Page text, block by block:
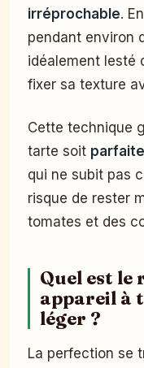
irréprochable.
pendant environ
idéalement lesté
fixer sa texture
Cette technique
tarte soit
qui ne subit pas
risque de rester
tomates et des
Quel est
appareil à
léger ?
La perfection se